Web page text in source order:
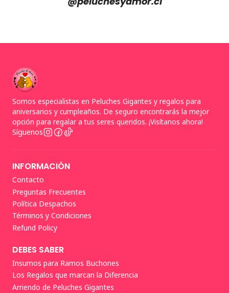
Somos especialistas en Peluches Gigantes y regalos para
aniversarios y cumpleaños. De seguro encontrarás la mejor
opción para regalar a tus seres queridos. ¡Visítanos ahora!
Síguenos
INFORMACIÓN
Contacto
Preguntas Frecuentes
Política Despachos
Términos y Condiciones
Refund Policy
DEBES SABER
Insumos para Ramos Buchones
Los Regalos que marcan la Diferencia
Arriendo de Peluches Gigantes